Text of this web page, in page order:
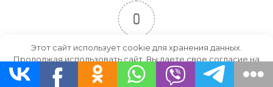
0
Рейтинг статьи
Этот сайт использует cookie для хранения данных.
Продолжая использовать сайт, Вы даете свое согласие на
работу с этими файлами.
OK